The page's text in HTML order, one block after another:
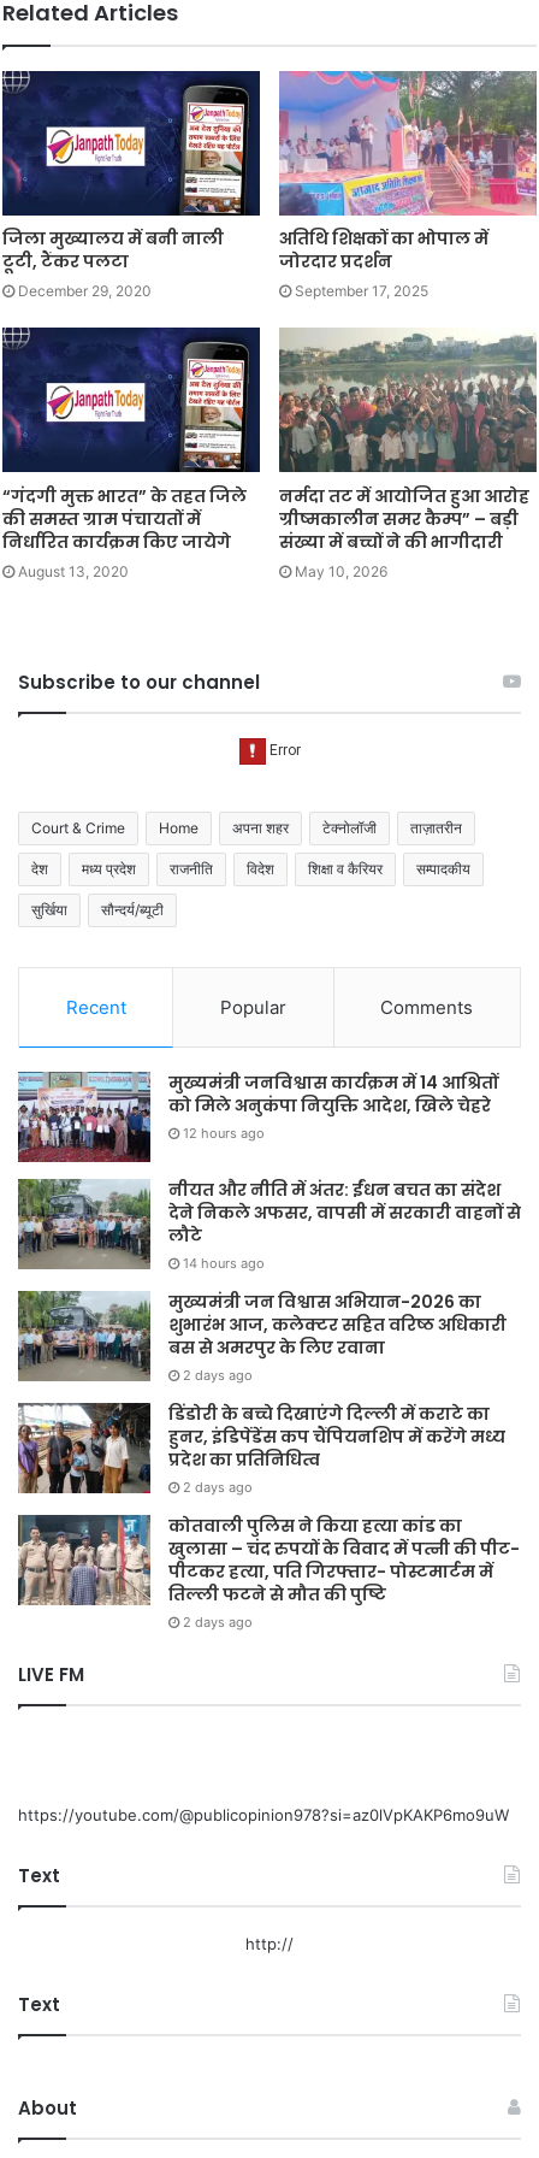
Related Articles
जिला मुख्यालय में बनी नाली
टूटी, टैंकर पलटा
December 29, 2020
अतिथि शिक्षकों का भोपाल में
जोरदार प्रदर्शन
September 17, 2025
“गंदगी मुक्त भारत” के तहत जिले
की समस्त ग्राम पंचायतों में
निर्धारित कार्यक्रम किए जायेगे
August 13, 2020
नर्मदा तट में आयोजित हुआ आरोह
ग्रीष्मकालीन समर कैम्प” – बड़ी
संख्या में बच्चों ने की भागीदारी
May 10, 2026
Subscribe to our channel
Court & Crime Home अपना शहर टेक्नोलॉजी ताज़ातरीन
देश मध्य प्रदेश राजनीति विदेश शिक्षा व कैरियर सम्पादकीय
सुर्खिया सौन्दर्य/ब्यूटी
Recent Popular Comments
मुख्यमंत्री जनविश्वास कार्यक्रम में 14 आश्रितों
को मिले अनुकंपा नियुक्ति आदेश, खिले चेहरे
12 hours ago
नीयत और नीति में अंतर: ईंधन बचत का संदेश
देने निकले अफसर, वापसी में सरकारी वाहनों से
लौटे
14 hours ago
मुख्यमंत्री जन विश्वास अभियान-2026 का
शुभारंभ आज, कलेक्टर सहित वरिष्ठ अधिकारी
बस से अमरपुर के लिए रवाना
2 days ago
डिंडोरी के बच्चे दिखाएंगे दिल्ली में कराटे का
हुनर, इंडिपेंडेंस कप चैंपियनशिप में करेंगे मध्य
प्रदेश का प्रतिनिधित्व
2 days ago
कोतवाली पुलिस ने किया हत्या कांड का
खुलासा – चंद रुपयों के विवाद में पत्नी की पीट-
पीटकर हत्या, पति गिरफ्तार- पोस्टमार्टम में
तिल्ली फटने से मौत की पुष्टि
2 days ago
LIVE FM
https://youtube.com/@publicopinion978?si=az0lVpKAKP6mo9uW
Text
http://
Text
About